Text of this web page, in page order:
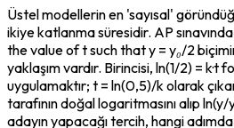
Üstel modellerin en 'sayısal'
ikiye katlanma süresidir. AP
the value of t such that y = y₀/2
yaklaşım vardır. Birincisi, ln(1/2) = k·t
uygulamaktır; t = ln(0,5)/k olarak
tarafının doğal logaritmasını alıp ln(y/
adayın yapacağı tercih, hangi